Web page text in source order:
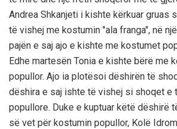
Andrea Shkanjeti i kishte kërkuar gruas
të vishej me kostumin "ala franga", në
pajën e saj ajo e kishte me kostumet
Edhe martesën Tonia e kishte bërë me
popullor. Ajo ia plotësoi dëshirën të
dëshira e saj ishte të vishej si shoqet e
popullore. Duke e kuptuar këtë dëshirë
së vet për kostumin popullor, Kolë